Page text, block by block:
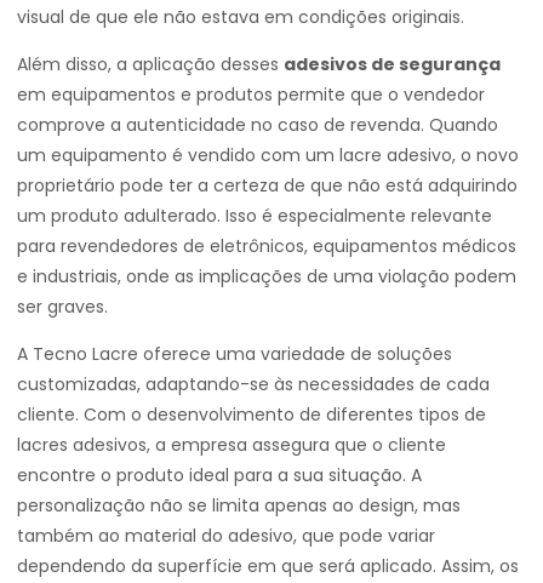
visual de que ele não estava em condições originais.
Além disso, a aplicação desses adesivos de segurança
em equipamentos e produtos permite que o vendedor
comprove a autenticidade no caso de revenda. Quando
um equipamento é vendido com um lacre adesivo, o novo
proprietário pode ter a certeza de que não está adquirindo
um produto adulterado. Isso é especialmente relevante
para revendedores de eletrônicos, equipamentos médicos
e industriais, onde as implicações de uma violação podem
ser graves.
A Tecno Lacre oferece uma variedade de soluções
customizadas, adaptando-se às necessidades de cada
cliente. Com o desenvolvimento de diferentes tipos de
lacres adesivos, a empresa assegura que o cliente
encontre o produto ideal para a sua situação. A
personalização não se limita apenas ao design, mas
também ao material do adesivo, que pode variar
dependendo da superfície em que será aplicado. Assim, os